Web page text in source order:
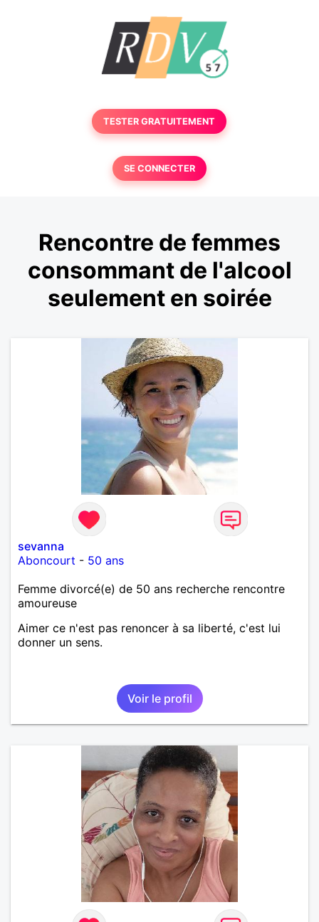
TESTER GRATUITEMENT
SE CONNECTER
Rencontre de femmes
consommant de l'alcool
seulement en soirée
sevanna
Aboncourt - 50 ans
Femme divorcé(e) de 50 ans recherche rencontre
amoureuse
Aimer ce n'est pas renoncer à sa liberté, c'est lui
donner un sens.
Voir le profil